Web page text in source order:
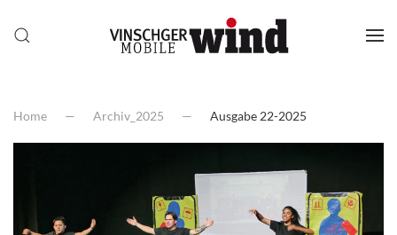
Home Archiv_2025 Ausgabe 22-2025